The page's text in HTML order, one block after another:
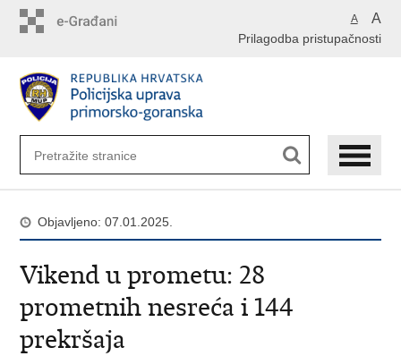
A A
Prilagodba pristupačnosti
Objavljeno: 07.01.2025.
Vikend u prometu: 28
prometnih nesreća i 144
prekršaja